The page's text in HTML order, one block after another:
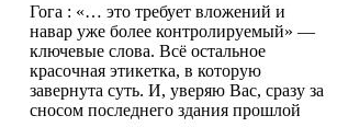
Гога : «… это требует вложений и
навар уже более контролируемый» —
ключевые слова. Всё остальное
красочная этикетка, в которую
завернута суть. И, уверяю Вас, сразу за
сносом последнего здания прошлой